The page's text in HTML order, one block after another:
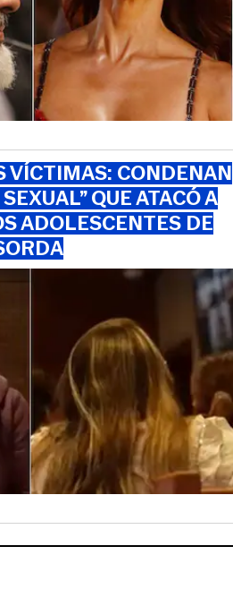
VÍCTIMAS: CONDENAN
QUE ATACÓ A
ADOLESCENTES DE